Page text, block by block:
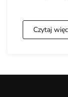
Czytaj